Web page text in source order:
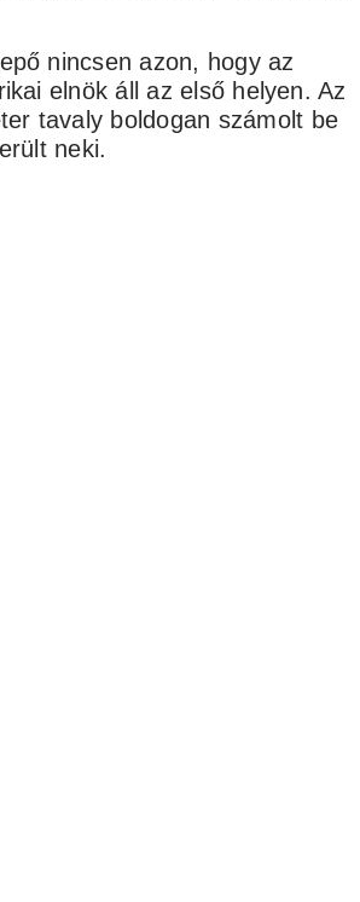
nincsen azon, hogy az
elnök áll az első helyen. Az
tavaly boldogan számolt be
neki.